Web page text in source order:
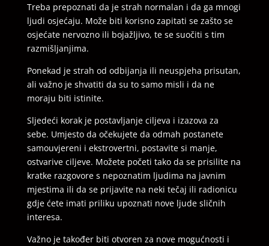
Treba prepoznati da je strah normalan i da ga mnogi
ljudi osjećaju. Može biti korisno zapitati se zašto se
osjećate nervozno ili bojažljivo, te se suočiti s tim
razmišljanjima.
Ponekad je strah od odbijanja ili neuspjeha prisutan,
ali važno je shvatiti da su to samo misli i da ne
moraju biti istinite.
Sljedeći korak je postavljanje ciljeva i izazova za
sebe. Umjesto da očekujete da odmah postanete
samouvjereni i ekstrovertni, postavite si manje,
ostvarive ciljeve. Možete početi tako da se prisilite na
kratke razgovore s nepoznatim ljudima na javnim
mjestima ili da se prijavite na neki tečaj ili radionicu
gdje ćete imati priliku upoznati nove ljude sličnih
interesa.
Važno je također biti otvoren za nove mogućnosti i